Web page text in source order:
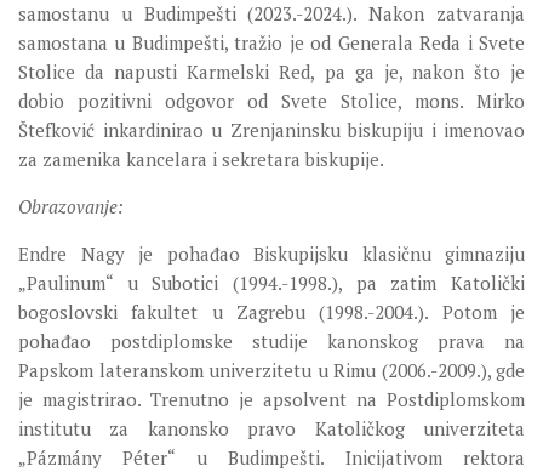
samostanu u Budimpešti (2023.-2024.). Nakon zatvaranja
samostana u Budimpešti, tražio je od Generala Reda i Svete
Stolice da napusti Karmelski Red, pa ga je, nakon što je
dobio pozitivni odgovor od Svete Stolice, mons. Mirko
Štefković inkardinirao u Zrenjaninsku biskupiju i imenovao
za zamenika kancelara i sekretara biskupije.
Obrazovanje:
Endre Nagy je pohađao Biskupijsku klasičnu gimnaziju
„Paulinum“ u Subotici (1994.-1998.), pa zatim Katolički
bogoslovski fakultet u Zagrebu (1998.-2004.). Potom je
pohađao postdiplomske studije kanonskog prava na
Papskom lateranskom univerzitetu u Rimu (2006.-2009.), gde
je magistrirao. Trenutno je apsolvent na Postdiplomskom
institutu za kanonsko pravo Katoličkog univerziteta
„Pázmány Péter“ u Budimpešti. Inicijativom rektora